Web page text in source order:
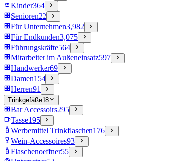
Kinder364
Senioren22
Für Unternehmen3,982
Für Endkunden3,075
Führungskräfte564
Mitarbeiter im Außeneinsatz597
Handwerker69
Damen154
Herren91
Trinkgefäße18
Bar Accessoirs295
Tasse195
Werbemittel Trinkflaschen176
Wein-Accessoires93
Flaschenoeffner55